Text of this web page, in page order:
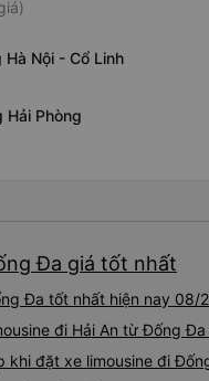
Hà Nội - Cổ Linh
Hải Phòng
Đa giá tốt nhất
Đa tốt nhất hiện nay 08/
đi Hải An từ Đống
đặt xe limousine đi